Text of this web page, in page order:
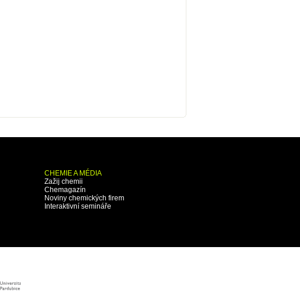
CHEMIE A MÉDIA
Zažij chemii
Chemagazín
Noviny chemických firem
Interaktivní semináře